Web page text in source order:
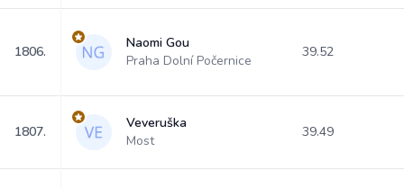
1806.
Naomi Gou
Praha Dolní Počernice
39.52
1807.
Veveruška
Most
39.49